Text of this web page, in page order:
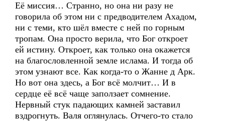
Её миссия… Странно, но она ни разу не
говорила об этом ни с предводителем Ахадом,
ни с теми, кто шёл вместе с ней по горным
тропам. Она просто верила, что Бог откроет
ей истину. Откроет, как только она окажется
на благословленной земле ислама. И тогда об
этом узнают все. Как когда-то о Жанне д Арк.
Но вот она здесь, а Бог всё молчит… И в
сердце её всё чаще заползает сомнение.
Нервный стук падающих камней заставил
вздрогнуть. Валя оглянулась. Отчего-то стало